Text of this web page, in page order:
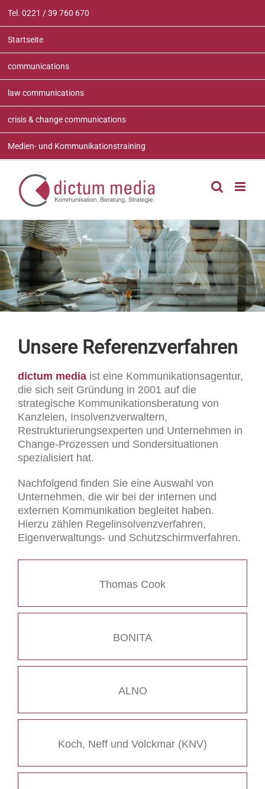
Inhalt
springen
Tel. 0221 / 39 760 670
Startseite
communications
law communications
crisis & change communications
Medien- und Kommunikationstraining
Unsere Referenzverfahren
dictum media ist eine Kommunikationsagentur,
die sich seit Gründung in 2001 auf die
strategische Kommunikationsberatung von
Kanzleien, Insolvenzverwaltern,
Restrukturierungsexperten und Unternehmen in
Change-Prozessen und Sondersituationen
spezialisiert hat.
Nachfolgend finden Sie eine Auswahl von
Unternehmen, die wir bei der internen und
externen Kommunikation begleitet haben.
Hierzu zählen Regelinsolvenzverfahren,
Eigenverwaltungs- und Schutzschirmverfahren.
Thomas Cook
BONITA
ALNO
Koch, Neff und Volckmar (KNV)